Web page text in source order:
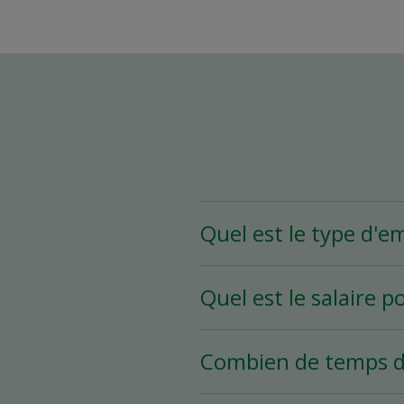
Quel est le type
heures et plus par
Quel est le salaire
Combien de temps